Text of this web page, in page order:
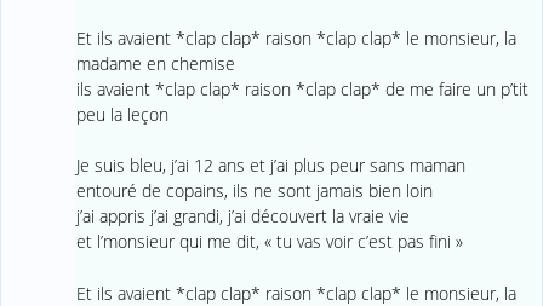
Et ils avaient *clap clap* raison *clap clap* le monsieur, la
madame en chemise
ils avaient *clap clap* raison *clap clap* de me faire un p’tit
peu la leçon
Je suis bleu, j’ai 12 ans et j’ai plus peur sans maman
entouré de copains, ils ne sont jamais bien loin
j’ai appris j’ai grandi, j’ai découvert la vraie vie
et l’monsieur qui me dit, « tu vas voir c’est pas fini »
Et ils avaient *clap clap* raison *clap clap* le monsieur, la